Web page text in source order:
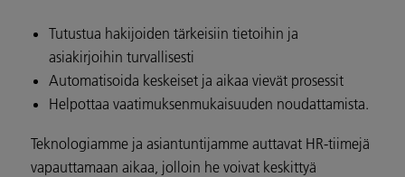
Tutustua hakijoiden tärkeisiin tietoihin ja
asiakirjoihin turvallisesti
Automatisoida keskeiset ja aikaa vievät prosessit
Helpottaa vaatimuksenmukaisuuden noudattamista.
Teknologiamme ja asiantuntijamme auttavat HR-tiimejä
vapauttamaan aikaa, jolloin he voivat keskittyä